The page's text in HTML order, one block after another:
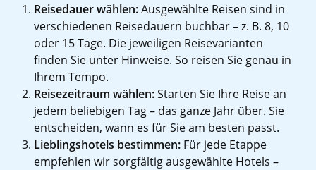
Reisedauer wählen:Ausgewählte Reisen sind in
verschiedenen Reisedauern buchbar – z. B. 8, 10
oder 15 Tage. Die jeweiligen Reisevarianten
finden Sie unter Hinweise. So reisen Sie genau in
Ihrem Tempo.
Reisezeitraum wählen:Starten Sie Ihre Reise an
jedem beliebigen Tag – das ganze Jahr über. Sie
entscheiden, wann es für Sie am besten passt.
Lieblingshotels bestimmen: Für jede Etappe
empfehlen wir sorgfältig ausgewählte Hotels –